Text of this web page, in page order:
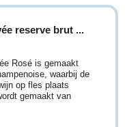
reserve brut ...
Rosé is gemaakt
waarbij de
op fles plaats
gemaakt van